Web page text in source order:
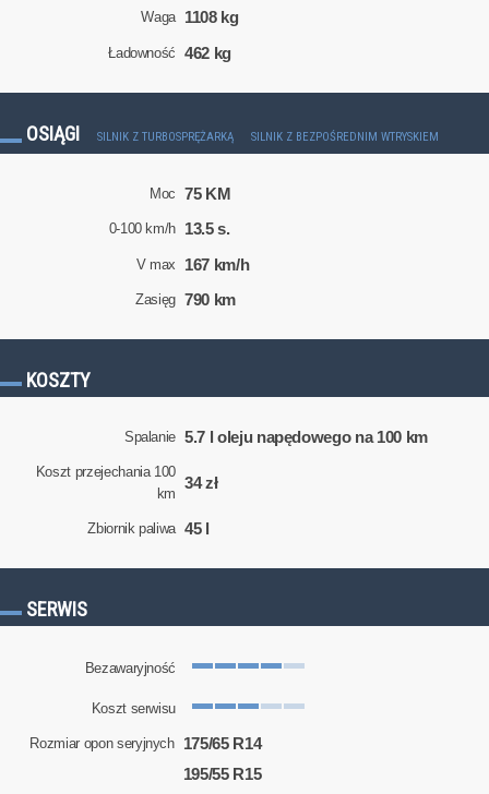
Waga 1108 kg
Ładowność 462 kg
OSIĄGI SILNIK Z TURBOSPRĘŻARKĄ SILNIK Z BEZPOŚREDNIM WTRYSKIEM
Moc 75 KM
0-100 km/h 13.5 s.
V max 167 km/h
Zasięg 790 km
KOSZTY
Spalanie 5.7 l oleju napędowego na 100 km
Koszt przejechania 100
km
34 zł
Zbiornik paliwa 45 l
SERWIS
Bezawaryjność
Koszt serwisu
Rozmiar opon seryjnych
175/65 R14
195/55 R15